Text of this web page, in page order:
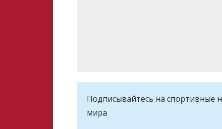
Подписывайтесь на cпортивные
мира